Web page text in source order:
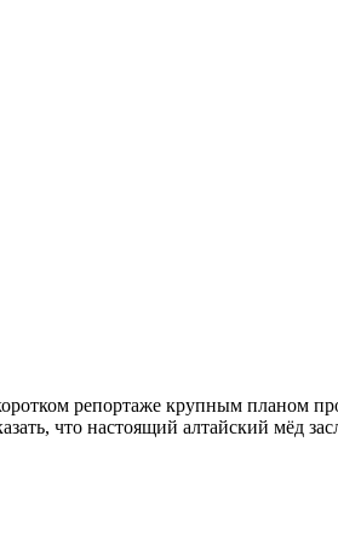
репортаже крупным планом
что настоящий алтайский мёд